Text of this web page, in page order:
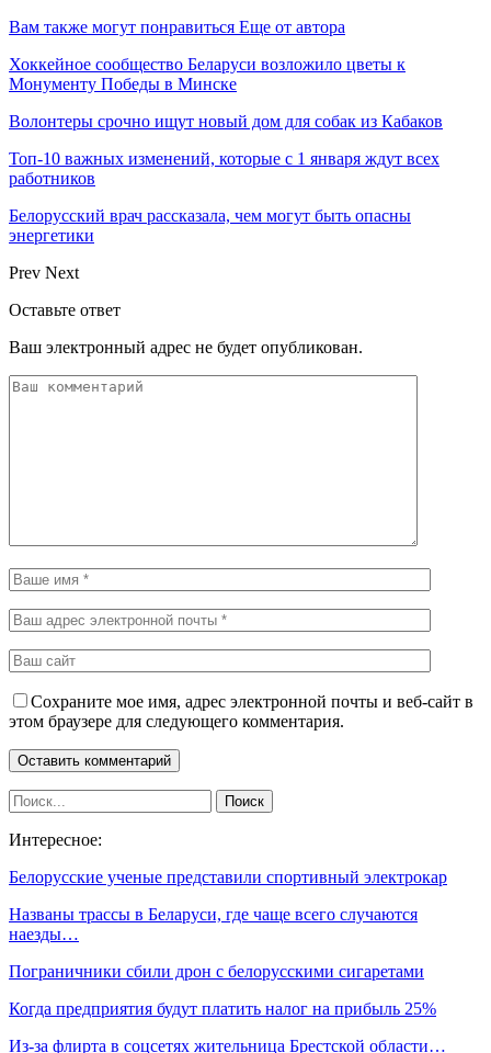
Вам также могут понравиться Еще от автора
Хоккейное сообщество Беларуси возложило цветы к
Монументу Победы в Минске
Волонтеры срочно ищут новый дом для собак из Кабаков
Топ-10 важных изменений, которые с 1 января ждут всех
работников
Белорусский врач рассказала, чем могут быть опасны
энергетики
Prev Next
Оставьте ответ
Ваш электронный адрес не будет опубликован.
Сохраните мое имя, адрес электронной почты и веб-сайт в
этом браузере для следующего комментария.
Интересное:
Белорусские ученые представили спортивный электрокар
Названы трассы в Беларуси, где чаще всего случаются
наезды…
Пограничники сбили дрон с белорусскими сигаретами
Когда предприятия будут платить налог на прибыль 25%
Из-за флирта в соцсетях жительница Брестской области…